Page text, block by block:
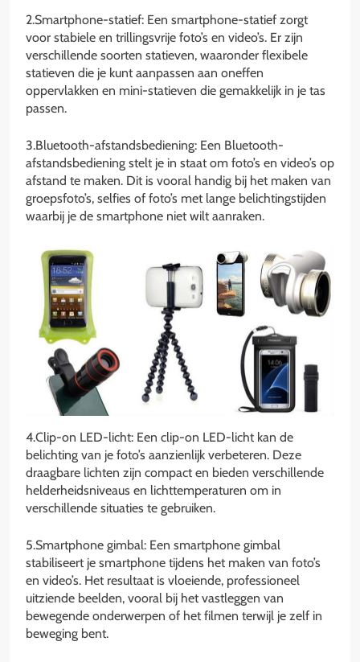
2.Smartphone-statief: Een smartphone-statief zorgt
voor stabiele en trillingsvrije foto’s en video’s. Er zijn
verschillende soorten statieven, waaronder flexibele
statieven die je kunt aanpassen aan oneffen
oppervlakken en mini-statieven die gemakkelijk in je tas
passen.
3.Bluetooth-afstandsbediening: Een Bluetooth-
afstandsbediening stelt je in staat om foto’s en video’s op
afstand te maken. Dit is vooral handig bij het maken van
groepsfoto’s, selfies of foto’s met lange belichtingstijden
waarbij je de smartphone niet wilt aanraken.
4.Clip-on LED-licht: Een clip-on LED-licht kan de
belichting van je foto’s aanzienlijk verbeteren. Deze
draagbare lichten zijn compact en bieden verschillende
helderheidsniveaus en lichttemperaturen om in
verschillende situaties te gebruiken.
5.Smartphone gimbal: Een smartphone gimbal
stabiliseert je smartphone tijdens het maken van foto’s
en video’s. Het resultaat is vloeiende, professioneel
uitziende beelden, vooral bij het vastleggen van
bewegende onderwerpen of het filmen terwijl je zelf in
beweging bent.